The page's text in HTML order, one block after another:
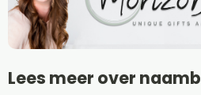
Lees meer over